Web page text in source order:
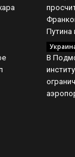
Путина
В